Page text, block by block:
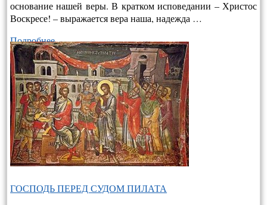
основание нашей веры. В кратком исповедании – Христос
Воскресе! – выража­ется вера наша, надежда …
Подробнее…
ГОСПОДЬ ПЕРЕД СУДОМ ПИЛАТА